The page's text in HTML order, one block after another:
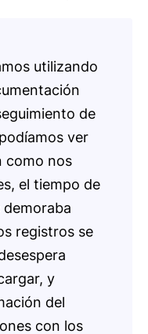
utilizando
de
ver
como nos
el tiempo de
registros se
y
del
con los